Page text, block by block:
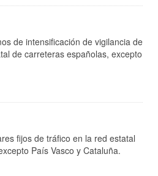
de intensificación de vigilancia de
de carreteras españolas, excepto
fijos de tráfico en la red estatal
País Vasco y Cataluña.